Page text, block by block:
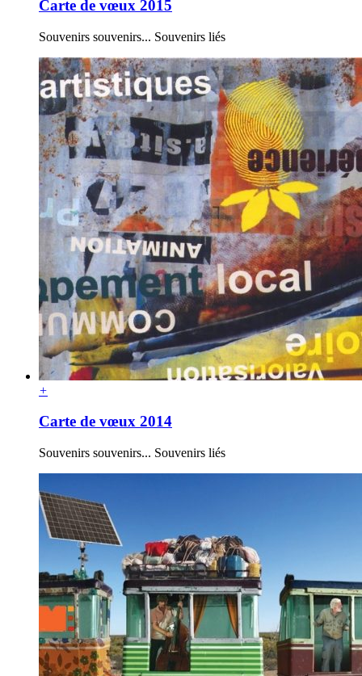
Carte de vœux 2015
Souvenirs souvenirs... Souvenirs liés
+
Carte de vœux 2014
Souvenirs souvenirs... Souvenirs liés